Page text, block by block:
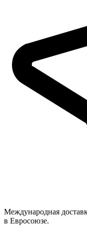
Международная
в Евросоюзе.